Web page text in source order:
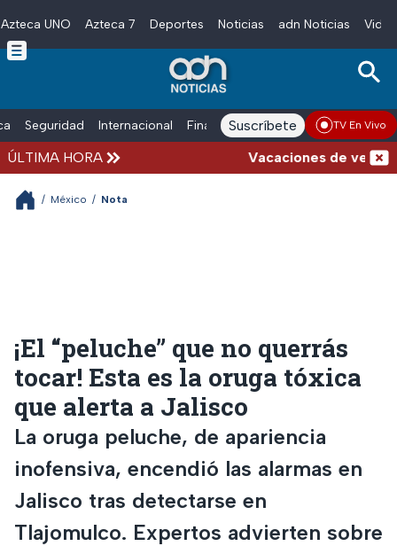
Skip to main content
Azteca UNO Azteca 7 Deportes Noticias adn Noticias
Seguridad Internacional Finanzas adn Noticias Radio
Suscríbete TV En Vivo
ÚLTIMA HORA Vacaciones de verano
/ México / Nota
¡El “peluche” que no querrás
tocar! Esta es la oruga tóxica
que alerta a Jalisco
La oruga peluche, de apariencia
inofensiva, encendió las alarmas en
Jalisco tras detectarse en
Tlajomulco. Expertos advierten sobre